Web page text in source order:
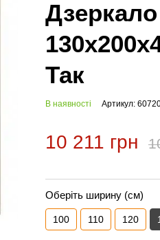
Так
В наявності Артикул:
10 211 грн
Оберіть ширину (см)
100 110 120